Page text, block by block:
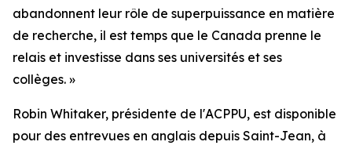
abandonnent leur rôle de superpuissance en matière
de recherche, il est temps que le Canada prenne le
relais et investisse dans ses universités et ses
collèges. »
Robin Whitaker, présidente de l'ACPPU, est disponible
pour des entrevues en anglais depuis Saint-Jean, à